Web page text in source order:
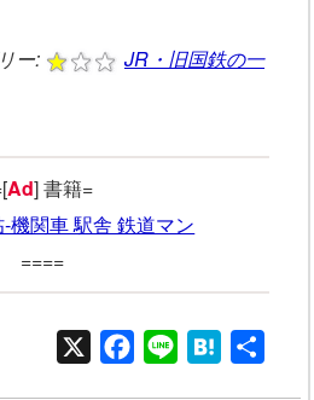
ー:
JR・旧国鉄の一
Ad] 書籍=
機関車 駅舎 鉄道マン
====
Facebook
Line Hatena